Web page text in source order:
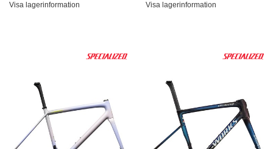
Visa lagerinformation Visa lagerinformation